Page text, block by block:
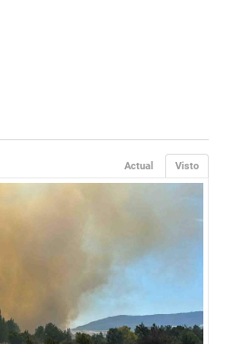
Visto
Actual